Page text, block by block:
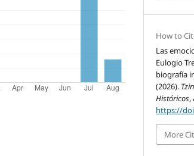
How to
Las
Eulogio
biografía
(2026).
Históricos,
https://
More